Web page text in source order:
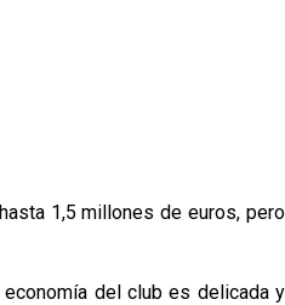
1,5 millones de euros, pero
del club es delicada y